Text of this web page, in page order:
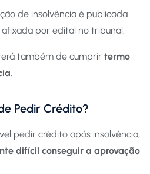
de insolvência é publicada
por edital no tribunal.
também de cumprir termo
.
Pedir Crédito?
pedir crédito após insolvência,
difícil conseguir a aprovação